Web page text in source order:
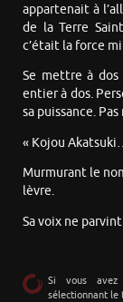
appartenait à
de la Terre
c’était la force
Se mettre à
entier à dos.
sa puissance.
« Kojou
Murmurant le
lèvre.
Sa voix ne
Si vous avez
sélectionnant le